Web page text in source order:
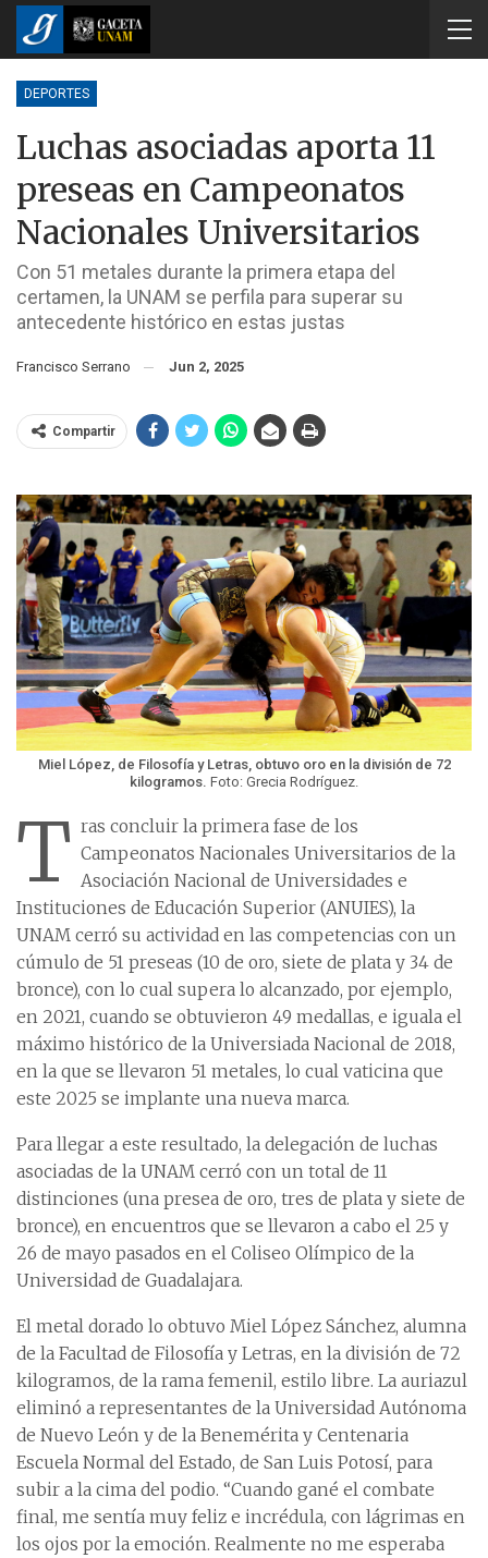
DEPORTES
Luchas asociadas aporta 11
preseas en Campeonatos
Nacionales Universitarios
Con 51 metales durante la primera etapa del
certamen, la UNAM se perfila para superar su
antecedente histórico en estas justas
Francisco Serrano Jun 2, 2025
Compartir
Miel López, de Filosofía y Letras, obtuvo oro en la división de 72
kilogramos. Foto: Grecia Rodríguez.
T ras concluir la primera fase de los
Campeonatos Nacionales Universitarios de la
Asociación Nacional de Universidades e
Instituciones de Educación Superior (ANUIES), la
UNAM cerró su actividad en las competencias con un
cúmulo de 51 preseas (10 de oro, siete de plata y 34 de
bronce), con lo cual supera lo alcanzado, por ejemplo,
en 2021, cuando se obtuvieron 49 medallas, e iguala el
máximo histórico de la Universiada Nacional de 2018,
en la que se llevaron 51 metales, lo cual vaticina que
este 2025 se implante una nueva marca.
Para llegar a este resultado, la delegación de luchas
asociadas de la UNAM cerró con un total de 11
distinciones (una presea de oro, tres de plata y siete de
bronce), en encuentros que se llevaron a cabo el 25 y
26 de mayo pasados en el Coliseo Olímpico de la
Universidad de Guadalajara.
El metal dorado lo obtuvo Miel López Sánchez, alumna
de la Facultad de Filosofía y Letras, en la división de 72
kilogramos, de la rama femenil, estilo libre. La auriazul
eliminó a representantes de la Universidad Autónoma
de Nuevo León y de la Benemérita y Centenaria
Escuela Normal del Estado, de San Luis Potosí, para
subir a la cima del podio. “Cuando gané el combate
final, me sentía muy feliz e incrédula, con lágrimas en
los ojos por la emoción. Realmente no me esperaba